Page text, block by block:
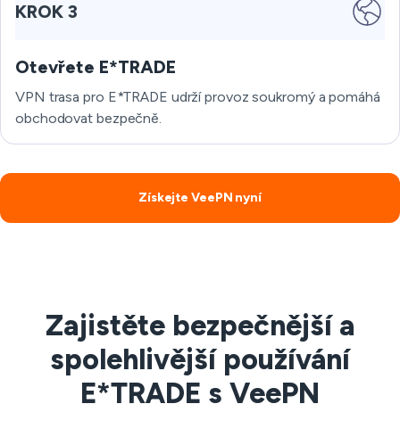
KROK 3
Otevřete E*TRADE
VPN trasa pro E*TRADE udrží provoz soukromý a pomáhá
obchodovat bezpečně.
Získejte VeePN nyní
Zajistěte bezpečnější a
spolehlivější používání
E*TRADE s VeePN